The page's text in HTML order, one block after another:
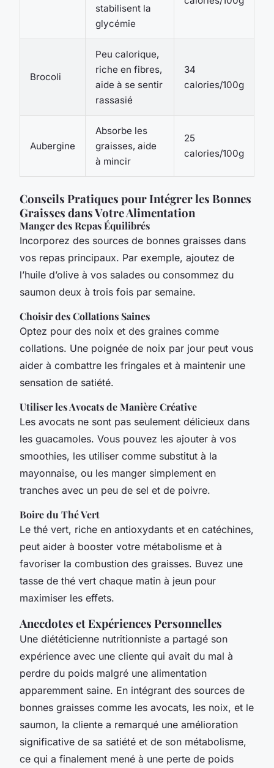
stabilisent la
glycémie
Brocoli
Peu calorique,
riche en fibres,
aide à se sentir
rassasié
34
calories/100g
Aubergine
Absorbe les
graisses, aide
à mincir
25
calories/100g
Conseils Pratiques pour Intégrer les Bonnes
Graisses dans Votre Alimentation
Manger des Repas Équilibrés
Incorporez des sources de bonnes graisses dans
vos repas principaux. Par exemple, ajoutez de
l’huile d’olive à vos salades ou consommez du
saumon deux à trois fois par semaine.
Choisir des Collations Saines
Optez pour des noix et des graines comme
collations. Une poignée de noix par jour peut vous
aider à combattre les fringales et à maintenir une
sensation de satiété.
Utiliser les Avocats de Manière Créative
Les avocats ne sont pas seulement délicieux dans
les guacamoles. Vous pouvez les ajouter à vos
smoothies, les utiliser comme substitut à la
mayonnaise, ou les manger simplement en
tranches avec un peu de sel et de poivre.
Boire du Thé Vert
Le thé vert, riche en antioxydants et en catéchines,
peut aider à booster votre métabolisme et à
favoriser la combustion des graisses. Buvez une
tasse de thé vert chaque matin à jeun pour
maximiser les effets.
Anecdotes et Expériences Personnelles
Une diététicienne nutritionniste a partagé son
expérience avec une cliente qui avait du mal à
perdre du poids malgré une alimentation
apparemment saine. En intégrant des sources de
bonnes graisses comme les avocats, les noix, et le
saumon, la cliente a remarqué une amélioration
significative de sa satiété et de son métabolisme,
ce qui a finalement mené à une perte de poids